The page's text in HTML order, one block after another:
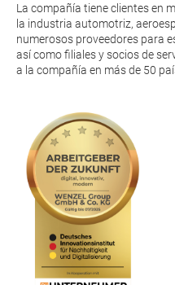
La compañía tiene clientes en
la industria automotriz,
numerosos proveedores para
así como filiales y socios de
a la compañía en más de 50